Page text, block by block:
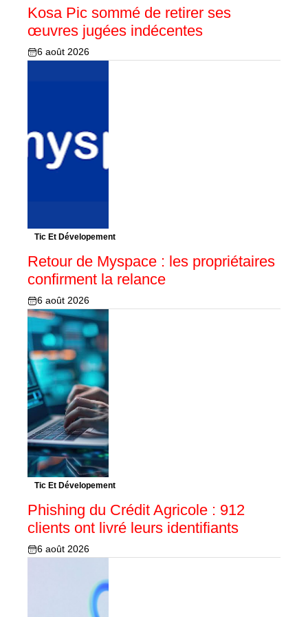
Kosa Pic sommé de retirer ses
œuvres jugées indécentes
6 août 2026
Tic Et Dévelopement
Retour de Myspace : les propriétaires
confirment la relance
6 août 2026
Tic Et Dévelopement
Phishing du Crédit Agricole : 912
clients ont livré leurs identifiants
6 août 2026